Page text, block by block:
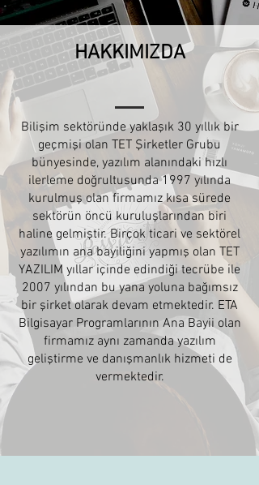
HAKKIMIZDA
Bilişim sektöründe yaklaşık 30 yıllık bir
geçmişi olan TET Şirketler Grubu
bünyesinde, yazılım alanındaki hızlı
ilerleme doğrultusunda 1997 yılında
kurulmuş olan firmamız kısa sürede
sektörün öncü kuruluşlarından biri
haline gelmiştir. Birçok ticari ve sektörel
yazılımın ana bayiliğini yapmış olan TET
YAZILIM yıllar içinde edindiği tecrübe ile
2007 yılından bu yana yoluna bağımsız
bir şirket olarak devam etmektedir. ETA
Bilgisayar Programlarının Ana Bayii olan
firmamız aynı zamanda yazılım
geliştirme ve danışmanlık hizmeti de
vermektedir.